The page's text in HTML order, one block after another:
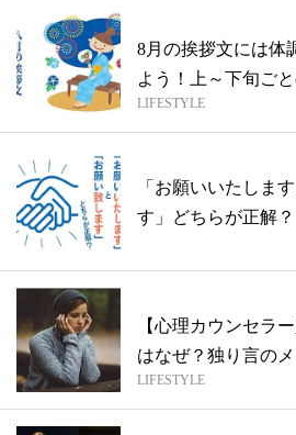
8月の挨拶文には体
よう！上～下旬ご
LIFESTYLE
「お願いいたしま
す」どちらが正解
【心理カウンセラ
はなぜ？独り言の
LIFESTYLE